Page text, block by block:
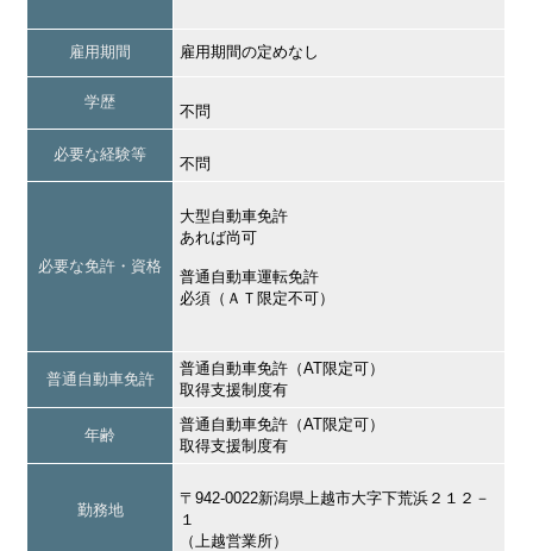
雇用期間 雇用期間の定めなし
学歴
不問
必要な経験等
不問
必要な免許・資格
大型自動車免許
あれば尚可
普通自動車運転免許
必須（ＡＴ限定不可）
普通自動車免許
普通自動車免許（AT限定可）
取得支援制度有
年齢
普通自動車免許（AT限定可）
取得支援制度有
勤務地
〒942-0022新潟県上越市大字下荒浜２１２－
１
（上越営業所）